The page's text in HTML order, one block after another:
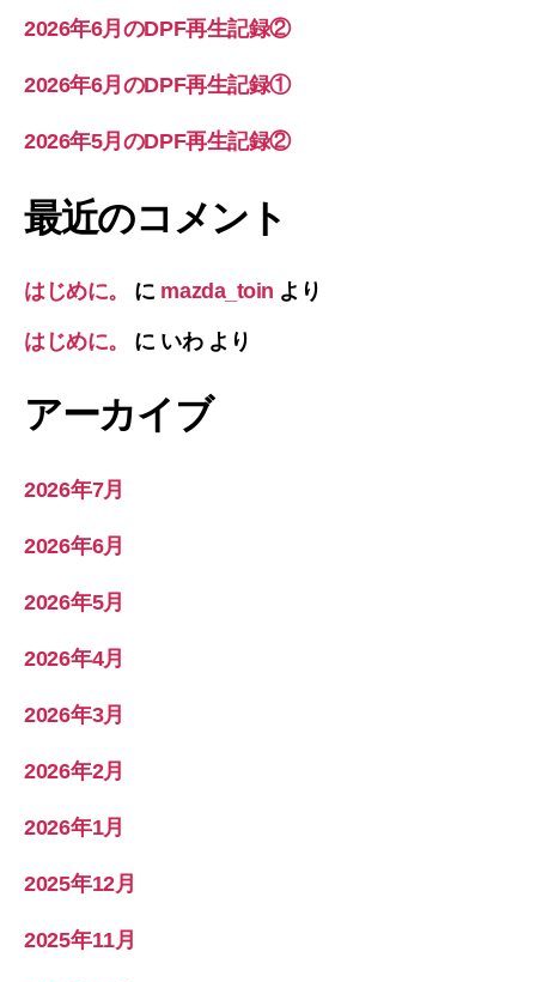
2026年6月のDPF再生記録②
2026年6月のDPF再生記録①
2026年5月のDPF再生記録②
最近のコメント
はじめに。 に mazda_toin より
はじめに。 に いわより
アーカイブ
2026年7月
2026年6月
2026年5月
2026年4月
2026年3月
2026年2月
2026年1月
2025年12月
2025年11月